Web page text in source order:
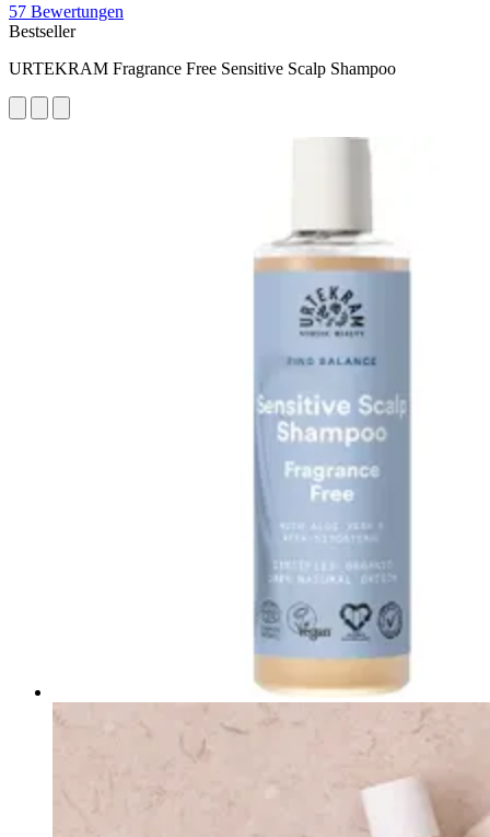
57 Bewertungen
Bestseller
URTEKRAM Fragrance Free Sensitive Scalp Shampoo